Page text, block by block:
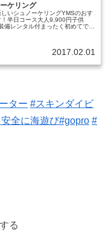
ケリング
いシュノーケリングYMSのおす
半日コース大人9,900円子供
レンタル付まったく初めてでも
2017.02.01
ター #スキンダイビ
全に海遊び#gopro #
る